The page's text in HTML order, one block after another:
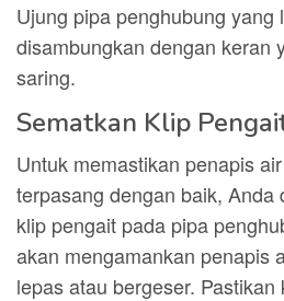
Ujung pipa penghubung yang
disambungkan dengan keran
saring.
Sematkan Klip
Untuk memastikan penapis
terpasang dengan baik, Anda
klip pengait pada pipa
akan mengamankan penapis
lepas atau bergeser.